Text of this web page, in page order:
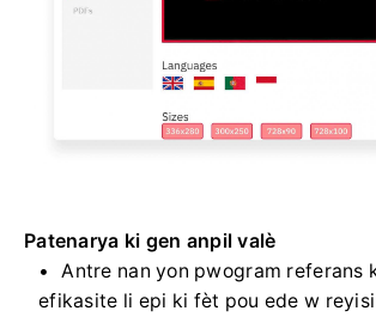
Patenarya ki gen anpil valè
Antre nan yon pwogram referans
efikasite li epi ki fèt pou ede w